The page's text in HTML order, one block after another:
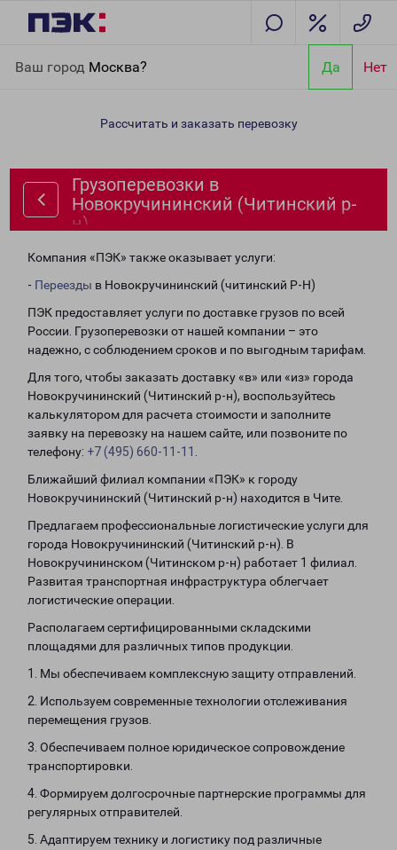
Ваш город Москва? Да Нет
(Читинский р-н)
Рассчитать и заказать перевозку
Грузоперевозки в
Новокручининский (Читинский р-
н)
Компания «ПЭК» также оказывает услуги:
- Переезды в Новокручининский (читинский Р-Н)
ПЭК предоставляет услуги по доставке грузов по всей
России. Грузоперевозки от нашей компании – это
надежно, с соблюдением сроков и по выгодным тарифам.
Для того, чтобы заказать доставку «в» или «из» города
Новокручининский (Читинский р-н), воспользуйтесь
калькулятором для расчета стоимости и заполните
заявку на перевозку на нашем сайте, или позвоните по
телефону: +7 (495) 660-11-11
Ближайший филиал компании «ПЭК» к городу
Новокручининский (Читинский р-н) находится в Чите.
Предлагаем профессиональные логистические услуги для
города Новокручининский (Читинский р-н). В
Новокручининском (Читинском р-н) работает 1 филиал.
Развитая транспортная инфраструктура облегчает
логистические операции.
Располагаем сертифицированными складскими
площадями для различных типов продукции.
1. Мы обеспечиваем комплексную защиту отправлений.
2. Используем современные технологии отслеживания
перемещения грузов.
3. Обеспечиваем полное юридическое сопровождение
транспортировки.
4. Формируем долгосрочные партнерские программы для
регулярных отправителей.
5. Адаптируем технику и логистику под различные